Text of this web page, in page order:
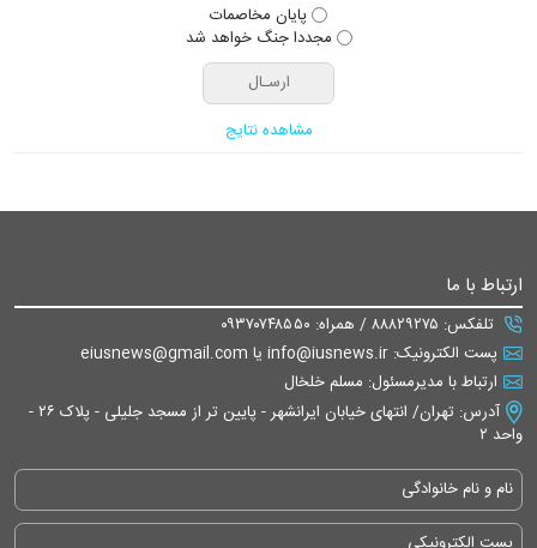
پایان مخاصمات
مجددا جنگ خواهد شد
مشاهده نتایج
ارتباط با ما
تلفکس: ۸۸۸۲۹۲۷۵ / همراه: ۰۹۳۷۰۷۴۸۵۵۰
پست الکترونیک: info@iusnews.ir یا eiusnews@gmail.com
ارتباط با مدیرمسئول: مسلم خلخال
آدرس: تهران/ انتهای خیابان ایرانشهر - پایین تر از مسجد جلیلی - پلاک ۲۶ -
واحد ۲